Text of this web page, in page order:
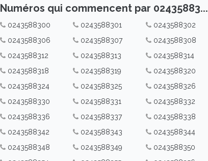
Numéros qui commencent par 02435883...
0243588300 0243588301 0243588302
0243588306
0243588307 0243588308
0243588312
0243588313 0243588314
0243588318
0243588319 0243588320
0243588324
0243588325 0243588326
0243588330
0243588331 0243588332
0243588336
0243588337 0243588338
0243588342
0243588343 0243588344
0243588348
0243588349 0243588350